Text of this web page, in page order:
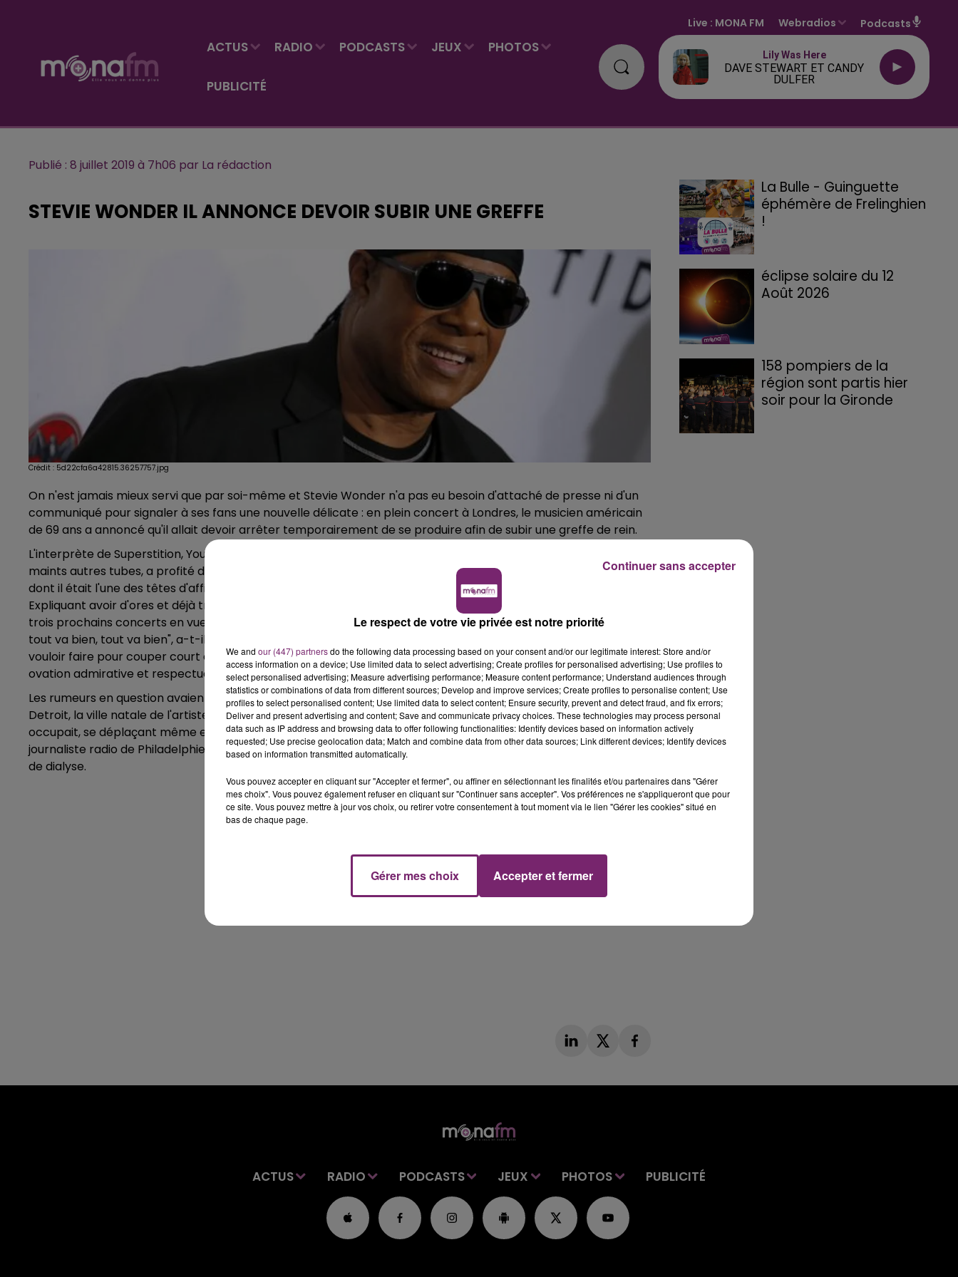
ACTUS RADIO PODCASTS JEUX PHOTOS
PUBLICITÉ
Live : MONA FM Webradios Podcasts
Lily Was Here
DAVE STEWART ET CANDY
DULFER
Publié : 8 juillet 2019 à 7h06 par La rédaction
STEVIE WONDER IL ANNONCE DEVOIR SUBIR UNE GREFFE
Crédit : 5d22cfa6a42815.36257757.jpg
On n'est jamais mieux servi que par soi-même et Stevie Wonder n'a pas eu besoin d'attaché de presse ni d'un
communiqué pour signaler à ses fans une nouvelle délicate : en plein concert à Londres, le musicien américain
de 69 ans a annoncé qu'il allait devoir arrêter temporairement de se produire afin de subir une greffe de rein.
L'interprète de Superstition, You Are the Sunshine of My Life ou encore I Just Called to Say I Love You, entre
maints autres tubes, a profité d'un intermède lors de sa représentation au festival Summer Time à Hyde Park,
dont il était l'une des têtes d'affiche au même titre que Céline Dion, pour diffuser ce petit bulletin médical.
Expliquant avoir d'ores et déjà trouvé un donneur, Stevie Wonder a révélé qu'il arrêterait de tourner après ses
trois prochains concerts en vue de se faire implanter un nouveau rein au mois de septembre. "Tout va bien,
tout va bien, tout va bien", a-t-il insisté alors que la foule s'émouvait de cette annonce, que le chanteur a dit
vouloir faire pour couper court aux rumeurs concernant sa santé. Un moment d'inquiétude qui s'est vite mué en
ovation admirative et respectueuse.
Les rumeurs en question avaient commencé à poindre après la révélation dans des médias de la région de
Detroit, la ville natale de l'artiste, qu'il devait affronter "un souci de santé grave mais gérable" et qu'il s'en
occupait, se déplaçant même en tournée avec une équipe médicale. Suite à ces premières indiscrétions, un
journaliste radio de Philadelphie avait évoqué au mois de juin une défaillance rénale et le début d'un processus
de dialyse.
La Bulle - Guinguette
éphémère de Frelinghien
!
éclipse solaire du 12
Août 2026
158 pompiers de la
région sont partis hier
soir pour la Gironde
ACTUS RADIO PODCASTS JEUX PHOTOS PUBLICITÉ
Le respect de votre vie privée est notre priorité
We and our (447) partnersdo the following data processing based on your consent and/or our legitimate interest: Store and/or
access information on a device; Use limited data to select advertising; Create profiles for personalised advertising; Use profiles to
select personalised advertising; Measure advertising performance; Measure content performance; Understand audiences through
statistics or combinations of data from different sources; Develop and improve services; Create profiles to personalise content; Use
profiles to select personalised content; Use limited data to select content; Ensure security, prevent and detect fraud, and fix errors;
Deliver and present advertising and content; Save and communicate privacy choices. These technologies may process personal
data such as IP address and browsing data to offer following functionalities: Identify devices based on information actively
requested; Use precise geolocation data; Match and combine data from other data sources; Link different devices; Identify devices
based on information transmitted automatically.
Vous pouvez accepter en cliquant sur "Accepter et fermer", ou affiner en sélectionnant les finalités et/ou partenaires dans "Gérer
mes choix". Vous pouvez également refuser en cliquant sur "Continuer sans accepter". Vos préférences ne s'appliqueront que pour
ce site. Vous pouvez mettre à jour vos choix, ou retirer votre consentement à tout moment via le lien "Gérer les cookies" situé en
bas de chaque page.
Gérer mes choix Accepter et fermer
Continuer sans accepter